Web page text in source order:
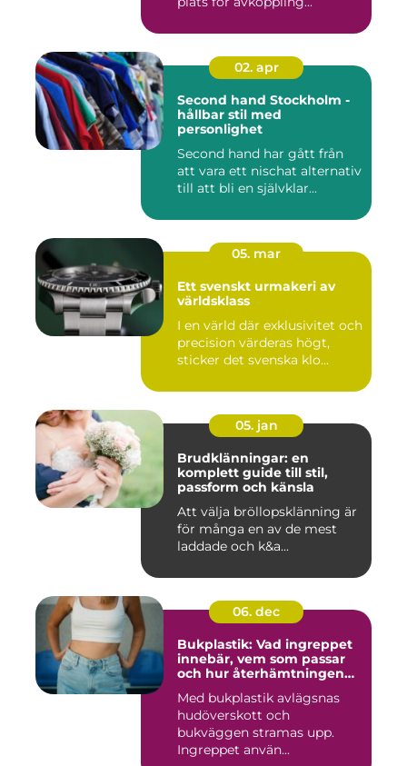
02. apr
Second hand Stockholm -
hållbar stil med
personlighet
Second hand har gått från
att vara ett nischat alternativ
till att bli en självklar...
05. mar
Ett svenskt urmakeri av
världsklass
I en värld där exklusivitet och
precision värderas högt,
sticker det svenska klo...
05. jan
Brudklänningar: en
komplett guide till stil,
passform och känsla
Att välja bröllopsklänning är
för många en av de mest
laddade och k&a...
06. dec
Bukplastik: Vad ingreppet
innebär, vem som passar
och hur återhämtningen
Med bukplastik avlägsnas
hudöverskott och
bukväggen stramas upp.
Ingreppet använ...